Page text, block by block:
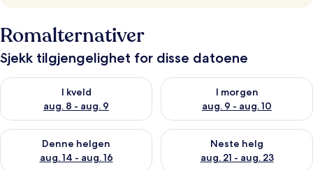
Romalternativer
Sjekk tilgjengelighet for disse datoene
I kveld
aug. 8 - aug. 9
Sjekk tilgjengelighet for i kveld, aug. 8 - aug. 9
I morgen
aug. 9 - aug. 10
Sjekk tilgjengelighet for i
Denne helgen
aug. 14 - aug. 16
Sjekk tilgjengelighet for denne helgen, aug. 14 - aug. 16
Neste helg
aug. 21 - aug. 23
Sjekk tilgjengelighet for